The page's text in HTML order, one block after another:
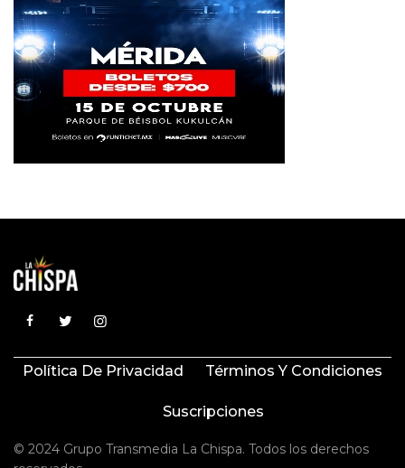
Política De Privacidad Términos Y Condiciones
Suscripciones
© 2024 Grupo Transmedia La Chispa. Todos los derechos